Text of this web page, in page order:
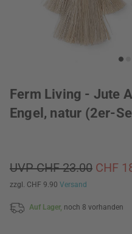
Ferm Living - Jute
Engel, natur (2er-
UVP CHF 23.00 CHF
zzgl. CHF 9.90 Versand
Auf Lager, noch 8 vorhanden